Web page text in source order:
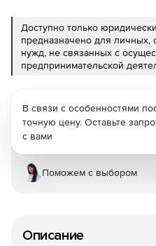
Доступно только
предназначено для
нужд, не связанных с
предпринимательской
Описание
В связи с особенностями
точную цену. Оставьте
с вами
Поможем с выбором